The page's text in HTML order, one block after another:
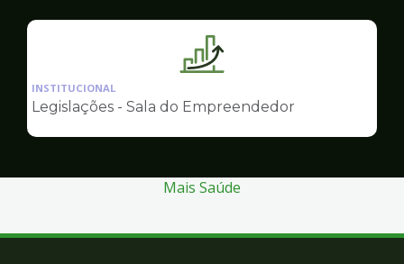
Ilustração
pagina
Sala
Empreendedor
INSTITUCIONAL
Legislações - Sala do Empreendedor
Mais Saúde